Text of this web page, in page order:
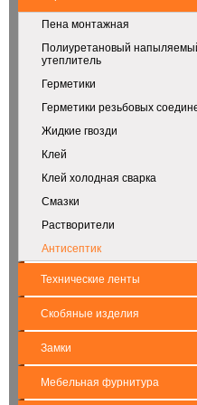
Пена монтажная
Полиуретановый
утеплитель
Герметики
Герметики резьбовых
Жидкие гвозди
Клей
Клей холодная сварка
Смазки
Растворители
Антисептик
Технические ленты
Скобяные изделия
Замки
Мебельная фурнитура